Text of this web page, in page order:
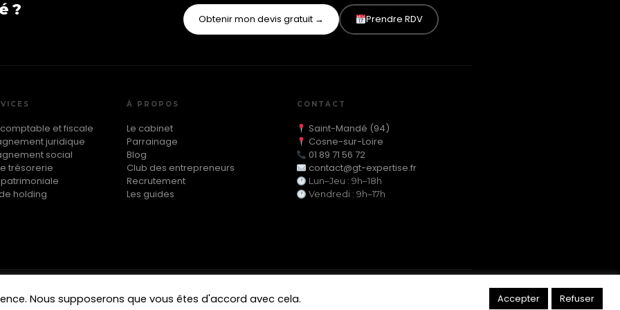
?
Obtenir mon devis gratuit → Prendre RDV
et fiscale
juridique
social
trésorerie
holding
À PROPOS
Le cabinet
Parrainage
Blog
Club des entrepreneurs
Recrutement
Les guides
CONTACT
Saint-Mandé (94)
Cosne-sur-Loire
01 89 71 56 72
contact@gt-expertise.fr
Lun–Jeu : 9h–18h
Vendredi : 9h–17h
GT Expertise — Tous droits réservés Mentions légales
Nous supposerons que vous êtes d'accord avec cela. Accepter Refuser